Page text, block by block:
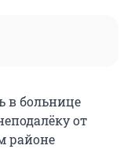
в больнице
от
районе